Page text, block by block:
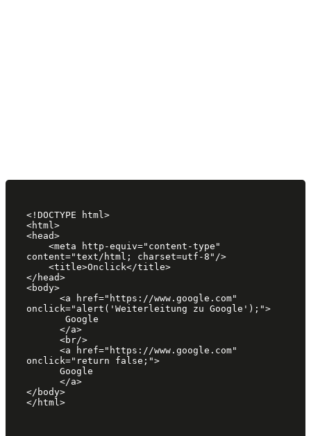
<!DOCTYPE html>
<html>
<head>
content="text/html; charset=utf-8"/>
</head>
<body>
onclick="alert('Weiterleitung zu Google');">
onclick="return false;">
</body>
</html>